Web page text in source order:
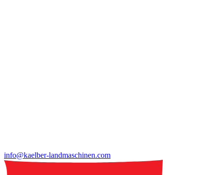
info@kaelber-landmaschinen.com